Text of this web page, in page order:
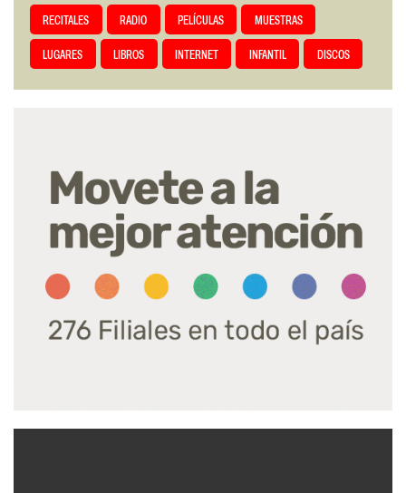
RECITALES RADIO PELÍCULAS MUESTRAS
LUGARES LIBROS INTERNET INFANTIL DISCOS